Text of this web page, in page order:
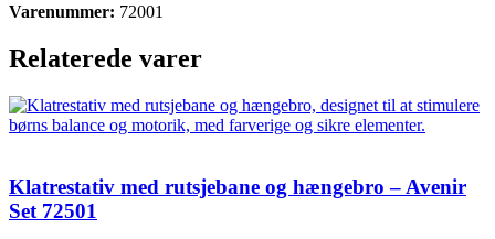
Varenummer: 72001
Relaterede varer
Klatrestativ med rutsjebane og hængebro – Avenir
Set 72501